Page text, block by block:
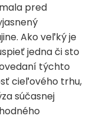
pred
Ako veľký je
jedna či sto
týchto
cieľového trhu,
súčasnej